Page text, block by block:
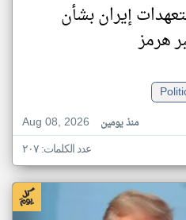
إيران بشأن
هرمز
Aug 08, 2026
منذ يومين
عدد الكلمات: ٢٠٧